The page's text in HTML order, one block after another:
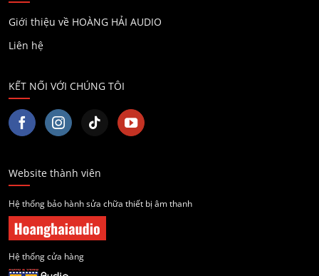
Giới thiệu về HOÀNG HẢI AUDIO
Liên hệ
KẾT NỐI VỚI CHÚNG TÔI
Website thành viên
Hệ thống bảo hành sửa chữa thiết bị âm thanh
Hệ thống cửa hàng